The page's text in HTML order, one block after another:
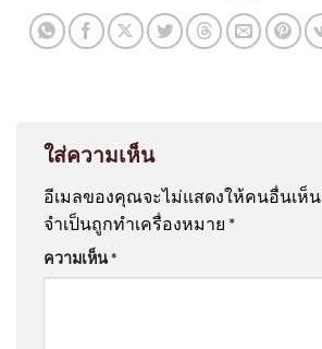
ใส่ความเห็น
อีเมลของคุณจะไม่แสดงให้คนอื่นเห็น
จำเป็นถูกทำเครื่องหมาย *
ความเห็น*